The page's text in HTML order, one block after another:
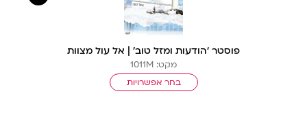
פוסטר ‘הודעות ומזל טוב’ | אל עול מצוות
מקט: 1011M
בחר אפשרויות